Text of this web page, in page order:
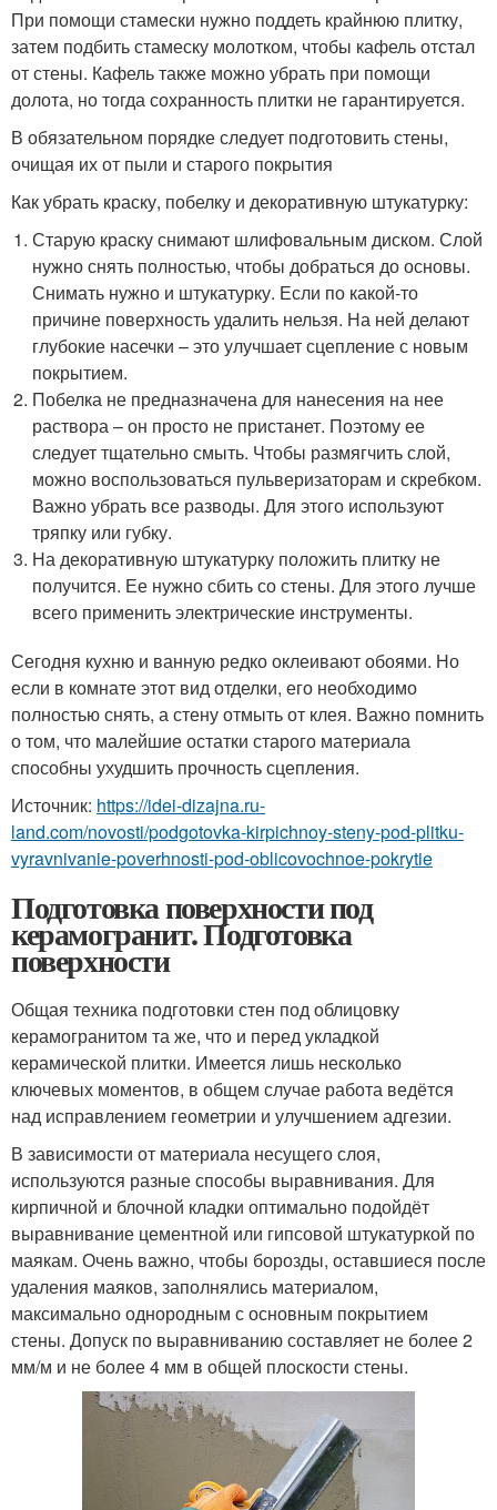
При помощи стамески нужно поддеть крайнюю плитку,
затем подбить стамеску молотком, чтобы кафель отстал
от стены. Кафель также можно убрать при помощи
долота, но тогда сохранность плитки не гарантируется.
В обязательном порядке следует подготовить стены,
очищая их от пыли и старого покрытия
Как убрать краску, побелку и декоративную штукатурку:
Старую краску снимают шлифовальным диском. Слой
нужно снять полностью, чтобы добраться до основы.
Снимать нужно и штукатурку. Если по какой-то
причине поверхность удалить нельзя. На ней делают
глубокие насечки – это улучшает сцепление с новым
покрытием.
Побелка не предназначена для нанесения на нее
раствора – он просто не пристанет. Поэтому ее
следует тщательно смыть. Чтобы размягчить слой,
можно воспользоваться пульверизаторам и скребком.
Важно убрать все разводы. Для этого используют
тряпку или губку.
На декоративную штукатурку положить плитку не
получится. Ее нужно сбить со стены. Для этого лучше
всего применить электрические инструменты.
Сегодня кухню и ванную редко оклеивают обоями. Но
если в комнате этот вид отделки, его необходимо
полностью снять, а стену отмыть от клея. Важно помнить
о том, что малейшие остатки старого материала
способны ухудшить прочность сцепления.
Источник: https://idei-dizajna.ru-
land.com/novosti/podgotovka-kirpichnoy-steny-pod-plitku-
vyravnivanie-poverhnosti-pod-oblicovochnoe-pokrytie
Подготовка поверхности под
керамогранит. Подготовка
поверхности
Общая техника подготовки стен под облицовку
керамогранитом та же, что и перед укладкой
керамической плитки. Имеется лишь несколько
ключевых моментов, в общем случае работа ведётся
над исправлением геометрии и улучшением адгезии.
В зависимости от материала несущего слоя,
используются разные способы выравнивания. Для
кирпичной и блочной кладки оптимально подойдёт
выравнивание цементной или гипсовой штукатуркой по
маякам. Очень важно, чтобы борозды, оставшиеся после
удаления маяков, заполнялись материалом,
максимально однородным с основным покрытием
стены. Допуск по выравниванию составляет не более 2
мм/м и не более 4 мм в общей плоскости стены.